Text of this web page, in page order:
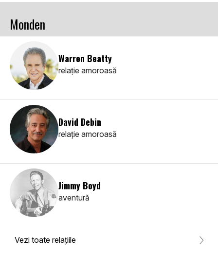
Monden
Warren Beatty
relaţie amoroasă
David Debin
relaţie amoroasă
Jimmy Boyd
aventură
Vezi toate relaţiile